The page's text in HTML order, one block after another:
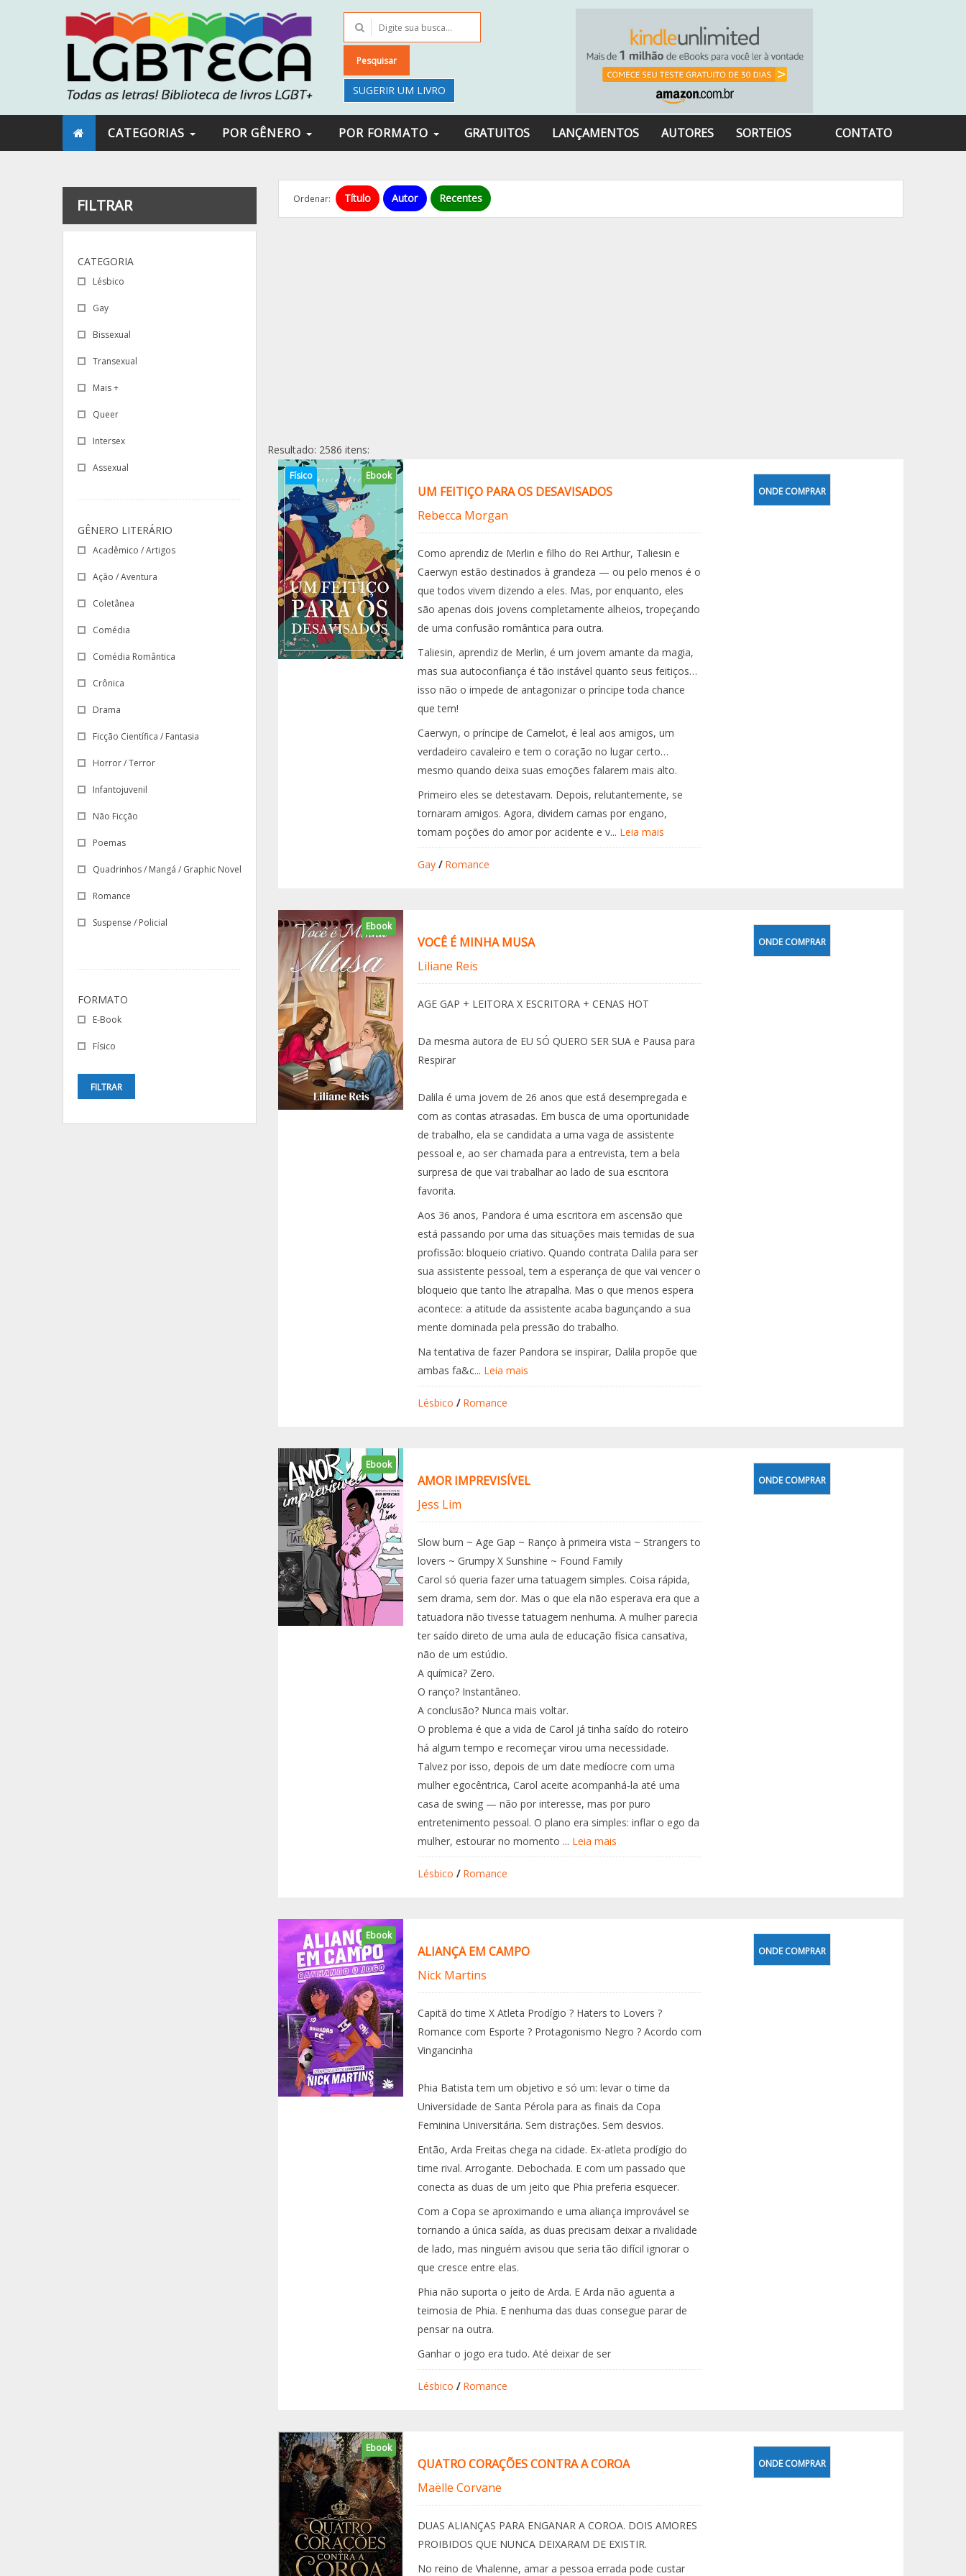
Pesquisar
SUGERIR UM LIVRO
CATEGORIAS POR GÊNERO POR FORMATO GRATUITOS LANÇAMENTOS AUTORES SORTEIOS CONTATO
FILTRAR
CATEGORIA
Lésbico
Gay
Bissexual
Transexual
Mais +
Queer
Intersex
Assexual
GÊNERO LITERÁRIO
Acadêmico / Artigos
Ação / Aventura
Coletânea
Comédia
Comédia Romântica
Crônica
Drama
Ficção Científica / Fantasia
Horror / Terror
Infantojuvenil
Não Ficção
Poemas
Quadrinhos / Mangá / Graphic Novel
Romance
Suspense / Policial
FORMATO
E-Book
Físico
FILTRAR
Ordenar: Título Autor Recentes
Resultado: 2586 itens:
Físico Ebook
UM FEITIÇO PARA OS DESAVISADOS
Rebecca Morgan
Como aprendiz de Merlin e filho do Rei Arthur, Taliesin e
Caerwyn estão destinados à grandeza — ou pelo menos é o
que todos vivem dizendo a eles. Mas, por enquanto, eles
são apenas dois jovens completamente alheios, tropeçando
de uma confusão romântica para outra.
Taliesin, aprendiz de Merlin, é um jovem amante da magia,
mas sua autoconfiança é tão instável quanto seus feitiços…
isso não o impede de antagonizar o príncipe toda chance
que tem!
Caerwyn, o príncipe de Camelot, é leal aos amigos, um
verdadeiro cavaleiro e tem o coração no lugar certo…
mesmo quando deixa suas emoções falarem mais alto.
Primeiro eles se detestavam. Depois, relutantemente, se
tornaram amigos. Agora, dividem camas por engano,
tomam poções do amor por acidente e v... Leia mais
Gay / Romance
ONDE COMPRAR
Ebook
VOCÊ É MINHA MUSA
Liliane Reis
AGE GAP + LEITORA X ESCRITORA + CENAS HOT
Da mesma autora de EU SÓ QUERO SER SUA e Pausa para
Respirar
Dalila é uma jovem de 26 anos que está desempregada e
com as contas atrasadas. Em busca de uma oportunidade
de trabalho, ela se candidata a uma vaga de assistente
pessoal e, ao ser chamada para a entrevista, tem a bela
surpresa de que vai trabalhar ao lado de sua escritora
favorita.
Aos 36 anos, Pandora é uma escritora em ascensão que
está passando por uma das situações mais temidas de sua
profissão: bloqueio criativo. Quando contrata Dalila para ser
sua assistente pessoal, tem a esperança de que vai vencer o
bloqueio que tanto lhe atrapalha. Mas o que menos espera
acontece: a atitude da assistente acaba bagunçando a sua
mente dominada pela pressão do trabalho.
Na tentativa de fazer Pandora se inspirar, Dalila propõe que
ambas fa&c... Leia mais
Lésbico / Romance
ONDE COMPRAR
Ebook
AMOR IMPREVISÍVEL
Jess Lim
Slow burn ~ Age Gap ~ Ranço à primeira vista ~ Strangers to
lovers ~ Grumpy X Sunshine ~ Found Family
Carol só queria fazer uma tatuagem simples. Coisa rápida,
sem drama, sem dor. Mas o que ela não esperava era que a
tatuadora não tivesse tatuagem nenhuma. A mulher parecia
ter saído direto de uma aula de educação física cansativa,
não de um estúdio.
A química? Zero.
O ranço? Instantâneo.
A conclusão? Nunca mais voltar.
O problema é que a vida de Carol já tinha saído do roteiro
há algum tempo e recomeçar virou uma necessidade.
Talvez por isso, depois de um date medíocre com uma
mulher egocêntrica, Carol aceite acompanhá-la até uma
casa de swing — não por interesse, mas por puro
entretenimento pessoal. O plano era simples: inflar o ego da
mulher, estourar no momento ... Leia mais
Lésbico / Romance
ONDE COMPRAR
Ebook
ALIANÇA EM CAMPO
Nick Martins
Capitã do time X Atleta Prodígio ? Haters to Lovers ?
Romance com Esporte ? Protagonismo Negro ? Acordo com
Vingancinha
Phia Batista tem um objetivo e só um: levar o time da
Universidade de Santa Pérola para as finais da Copa
Feminina Universitária. Sem distrações. Sem desvios.
Então, Arda Freitas chega na cidade. Ex-atleta prodígio do
time rival. Arrogante. Debochada. E com um passado que
conecta as duas de um jeito que Phia preferia esquecer.
Com a Copa se aproximando e uma aliança improvável se
tornando a única saída, as duas precisam deixar a rivalidade
de lado, mas ninguém avisou que seria tão difícil ignorar o
que cresce entre elas.
Phia não suporta o jeito de Arda. E Arda não aguenta a
teimosia de Phia. E nenhuma das duas consegue parar de
pensar na outra.
Ganhar o jogo era tudo. Até deixar de ser
Lésbico / Romance
ONDE COMPRAR
Ebook
QUATRO CORAÇÕES CONTRA A COROA
Maëlle Corvane
DUAS ALIANÇAS PARA ENGANAR A COROA. DOIS AMORES
PROIBIDOS QUE NUNCA DEIXARAM DE EXISTIR.
No reino de Vhalenne, amar a pessoa errada pode custar
ONDE COMPRAR